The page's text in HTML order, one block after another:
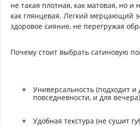
не такая плотная, как матовая, но и
как глянцевая. Легкий мерцающий
здоровое сияние, не перегружая
Почему стоит выбрать сатиновую
Универсальность (подходит и
повседневности, и для
Удобная текстура (не сушит